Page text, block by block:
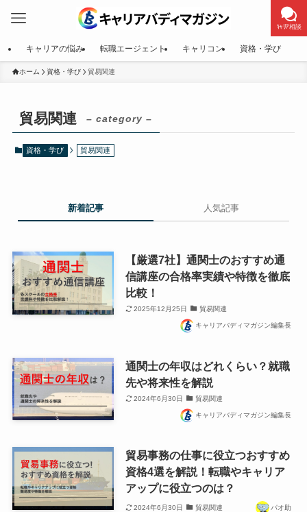
ｷｬﾘｱ相談
キャリアの悩み 転職エージェント キャリコン 資格・学び
ホーム 資格・学び 貿易関連
貿易関連 – category –
資格・学び 貿易関連
新着記事 人気記事
【厳選7社】通関士のおすすめ通
信講座の合格率実績や特徴を徹底
比較！
2025年12月25日 貿易関連
キャリアバディマガジン編集長
通関士の年収はどれくらい？就職
先や将来性を解説
2024年6月30日 貿易関連
キャリアバディマガジン編集長
貿易事務の仕事に役立つおすすめ
資格4選を解説！転職やキャリア
アップに役立つのは？
2024年6月30日 貿易関連 パオ助